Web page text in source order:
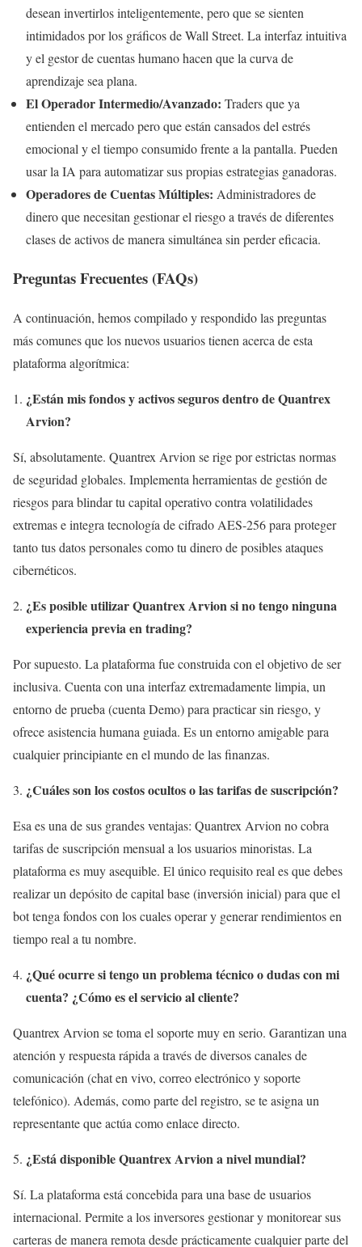
desean invertirlos inteligentemente, pero que se sienten
intimidados por los gráficos de Wall Street. La interfaz intuitiva
y el gestor de cuentas humano hacen que la curva de
aprendizaje sea plana.
El Operador Intermedio/Avanzado: Traders que ya
entienden el mercado pero que están cansados del estrés
emocional y el tiempo consumido frente a la pantalla. Pueden
usar la IA para automatizar sus propias estrategias ganadoras.
Operadores de Cuentas Múltiples: Administradores de
dinero que necesitan gestionar el riesgo a través de diferentes
clases de activos de manera simultánea sin perder eficacia.
Preguntas Frecuentes (FAQs)
A continuación, hemos compilado y respondido las preguntas
más comunes que los nuevos usuarios tienen acerca de esta
plataforma algorítmica:
¿Están mis fondos y activos seguros dentro de Quantrex
Arvion?
Sí, absolutamente. Quantrex Arvion se rige por estrictas normas
de seguridad globales. Implementa herramientas de gestión de
riesgos para blindar tu capital operativo contra volatilidades
extremas e integra tecnología de cifrado AES-256 para proteger
tanto tus datos personales como tu dinero de posibles ataques
cibernéticos.
¿Es posible utilizar Quantrex Arvion si no tengo ninguna
experiencia previa en trading?
Por supuesto. La plataforma fue construida con el objetivo de ser
inclusiva. Cuenta con una interfaz extremadamente limpia, un
entorno de prueba (cuenta Demo) para practicar sin riesgo, y
ofrece asistencia humana guiada. Es un entorno amigable para
cualquier principiante en el mundo de las finanzas.
¿Cuáles son los costos ocultos o las tarifas de suscripción?
Esa es una de sus grandes ventajas: Quantrex Arvion no cobra
tarifas de suscripción mensual a los usuarios minoristas. La
plataforma es muy asequible. El único requisito real es que debes
realizar un depósito de capital base (inversión inicial) para que el
bot tenga fondos con los cuales operar y generar rendimientos en
tiempo real a tu nombre.
¿Qué ocurre si tengo un problema técnico o dudas con mi
cuenta? ¿Cómo es el servicio al cliente?
Quantrex Arvion se toma el soporte muy en serio. Garantizan una
atención y respuesta rápida a través de diversos canales de
comunicación (chat en vivo, correo electrónico y soporte
telefónico). Además, como parte del registro, se te asigna un
representante que actúa como enlace directo.
¿Está disponible Quantrex Arvion a nivel mundial?
Sí. La plataforma está concebida para una base de usuarios
internacional. Permite a los inversores gestionar y monitorear sus
carteras de manera remota desde prácticamente cualquier parte del